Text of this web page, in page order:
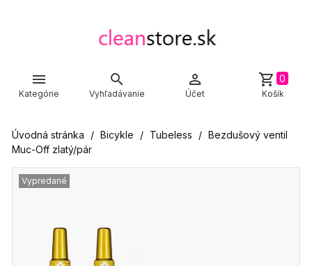

Kategórie

Vyhľadávanie

Účet
shopping_cart 0
Košík
Úvodná stránka Bicykle Tubeless
Bezdušový ventil
Muc-Off zlatý/pár
Vypredané